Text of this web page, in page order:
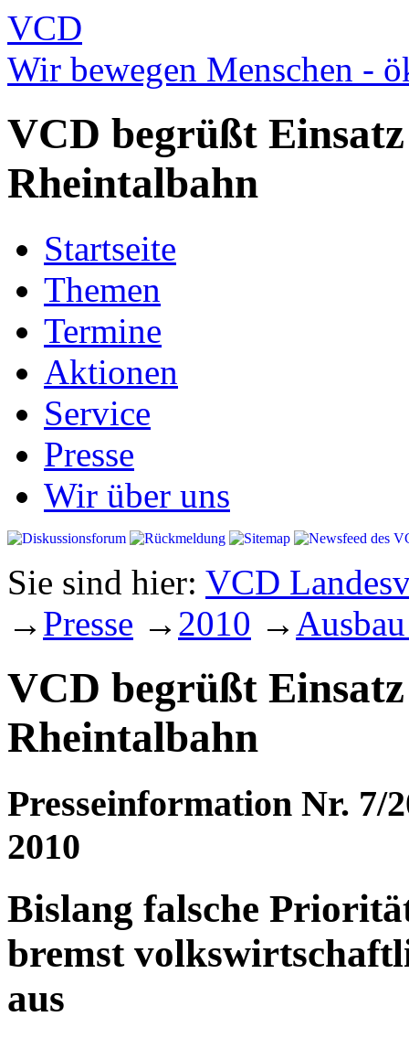
VCD
Wir bewegen Menschen -
VCD begrüßt
Rheintalbahn
Startseite
Themen
Termine
Aktionen
Service
Presse
Wir über uns
Sie sind hier: VCD
→ Presse → 2010 →
VCD begrüßt
Rheintalbahn
Presseinformation Nr. 7/
2010
Bislang falsche
bremst
aus